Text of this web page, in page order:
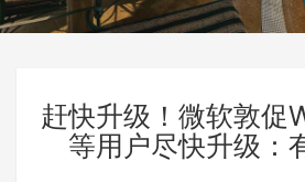
赶快升级！微软敦促
等用户尽快升级：